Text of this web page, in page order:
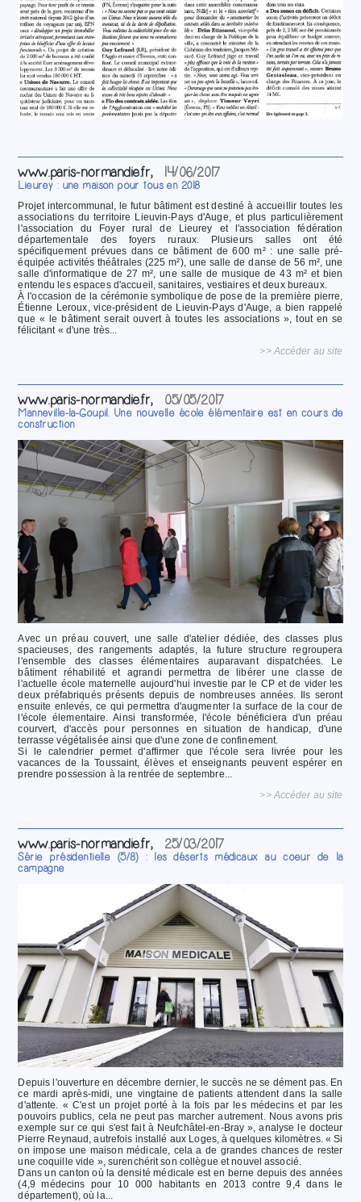
www.paris-normandie.fr, 14/06/2017
Lieurey : une maison pour tous en 2018
Projet intercommunal, le futur bâtiment est destiné à accueillir toutes les
associations du territoire Lieuvin-Pays d'Auge, et plus particulièrement
l'association du Foyer rural de Lieurey et l'association fédération
départementale des foyers ruraux. Plusieurs salles ont été
spécifiquement prévues dans ce bâtiment de 600 m² : une salle pré-
équipée activités théâtrales (225 m²), une salle de danse de 56 m², une
salle d'informatique de 27 m², une salle de musique de 43 m² et bien
entendu les espaces d'accueil, sanitaires, vestiaires et deux bureaux.
À l'occasion de la cérémonie symbolique de pose de la première pierre,
Étienne Leroux, vice-président de Lieuvin-Pays d'Auge, a bien rappelé
que « le bâtiment serait ouvert à toutes les associations », tout en se
félicitant « d'une très...
>> Accéder au site
www.paris-normandie.fr, 05/05/2017
Manneville-la-Goupil. Une nouvelle école élémentaire est en cours de
construction
Avec un préau couvert, une salle d'atelier dédiée, des classes plus
spacieuses, des rangements adaptés, la future structure regroupera
l'ensemble des classes élémentaires auparavant dispatchées. Le
bâtiment réhabilité et agrandi permettra de libérer une classe de
l'actuelle école maternelle aujourd'hui investie par le CP et de vider les
deux préfabriqués présents depuis de nombreuses années. Ils seront
ensuite enlevés, ce qui permettra d'augmenter la surface de la cour de
l'école élementaire. Ainsi transformée, l'école bénéficiera d'un préau
courvert, d'accès pour personnes en situation de handicap, d'une
terrasse végétalisée ainsi que d'une zone de confinement.
Si le calendrier permet d'affirmer que l'école sera livrée pour les
vacances de la Toussaint, élèves et enseignants peuvent espérer en
prendre possession à la rentrée de septembre...
>> Accéder au site
www.paris-normandie.fr, 25/03/2017
Série présidentielle (5/8) : les déserts médicaux au coeur de la
campagne
Depuis l'ouverture en décembre dernier, le succès ne se dément pas. En
ce mardi après-midi, une vingtaine de patients attendent dans la salle
d'attente. « C'est un projet porté à la fois par les médecins et par les
pouvoirs publics, cela ne peut pas marcher autrement. Nous avons pris
exemple sur ce qui s'est fait à Neufchâtel-en-Bray », analyse le docteur
Pierre Reynaud, autrefois installé aux Loges, à quelques kilomètres. « Si
on impose une maison médicale, cela a de grandes chances de rester
une coquille vide », surenchérit son collègue et nouvel associé.
Dans un canton où la densité médicale est en berne depuis des années
(4,9 médecins pour 10 000 habitants en 2013 contre 9,4 dans le
département), où la...